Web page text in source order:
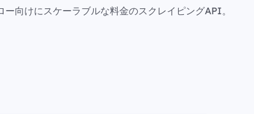
向けにスケーラブルな料金のスクレイピングAPI。